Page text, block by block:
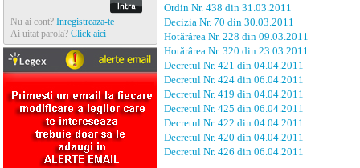
Nu ai cont? Inregistreaza-te
Ai uitat parola? Click aici
Ordin Nr. 438 din 31.03.2011
Decizia Nr. 70 din 30.03.2011
Hotărârea Nr. 228 din 09.03.2011
Hotărârea Nr. 320 din 23.03.2011
Decretul Nr. 421 din 04.04.2011
Decretul Nr. 424 din 06.04.2011
Decretul Nr. 419 din 04.04.2011
Decretul Nr. 425 din 06.04.2011
Decretul Nr. 422 din 04.04.2011
Decretul Nr. 420 din 04.04.2011
Decretul Nr. 426 din 06.04.2011